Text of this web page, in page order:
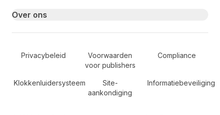
Over ons
Secondary Footer Navigation
Privacybeleid
Voorwaarden
voor publishers
Compliance
Klokkenluidersysteem
Site-
aankondiging
Informatiebeveiliging